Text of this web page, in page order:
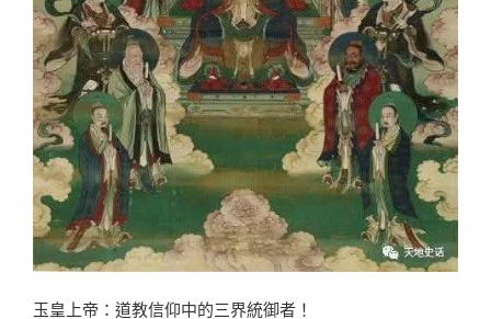
玉皇上帝：道教信仰中的三界統御者！